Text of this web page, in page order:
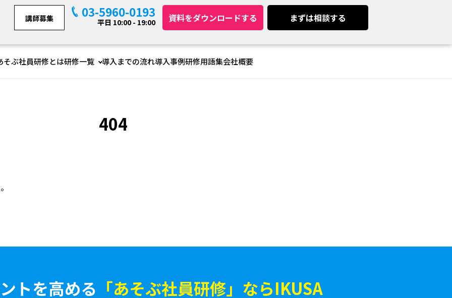
講師募集 03-5960-0193
平日 10:00 - 19:00 資料をダウンロードする まずは相談する
そぶ社員研修とは研修一覧 導入までの流れ導入事例研修用語集会社概要
404
トを高める 「あそぶ社員研修」ならIKUSA